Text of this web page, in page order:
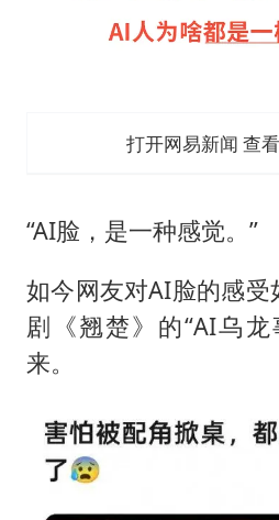
打开网易新闻 查
“AI脸，是一种感觉。”
如今网友对AI脸的感
剧《翘楚》的“AI乌
来。